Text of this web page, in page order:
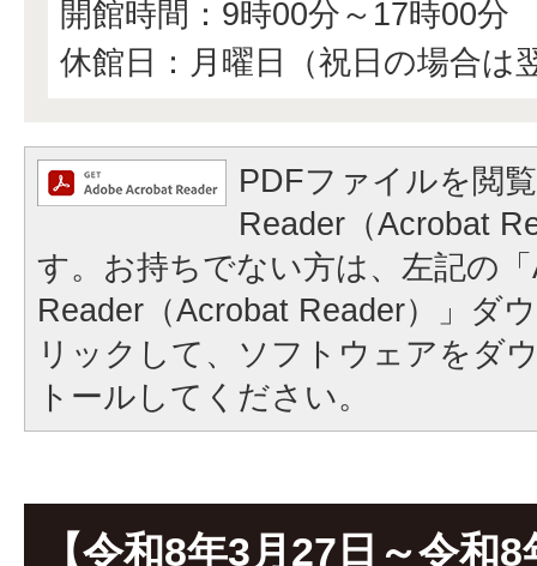
開館時間：9時00分～17時00分
休館日：月曜日（祝日の場合は
PDFファイルを閲
Reader（Acrobat
す。お持ちでない方は、左記の
Reader（Acrobat Reader）」ダ
リックして、ソフトウェアをダ
トールしてください。
【令和8年3月27日～令和